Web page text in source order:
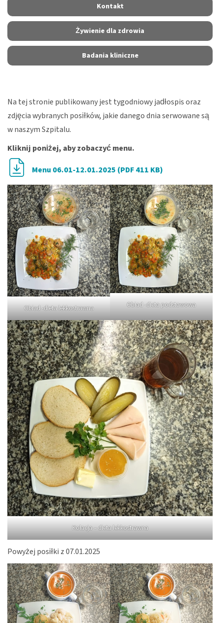
Kontakt
Żywienie dla zdrowia
Badania kliniczne
Na tej stronie publikowany jest tygodniowy jadłospis oraz
zdjęcia wybranych posiłków, jakie danego dnia serwowane są
w naszym Szpitalu.
Kliknij poniżej, aby zobaczyć menu.
Menu 06.01-12.01.2025 (PDF 411 KB)
Obiad -dieta lekkostrawna Obiad -dieta podstawowa
Kolacja – dieta lekkostrawna
Powyżej posiłki z 07.01.2025